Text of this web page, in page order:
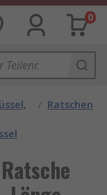
0
/ Ratschen